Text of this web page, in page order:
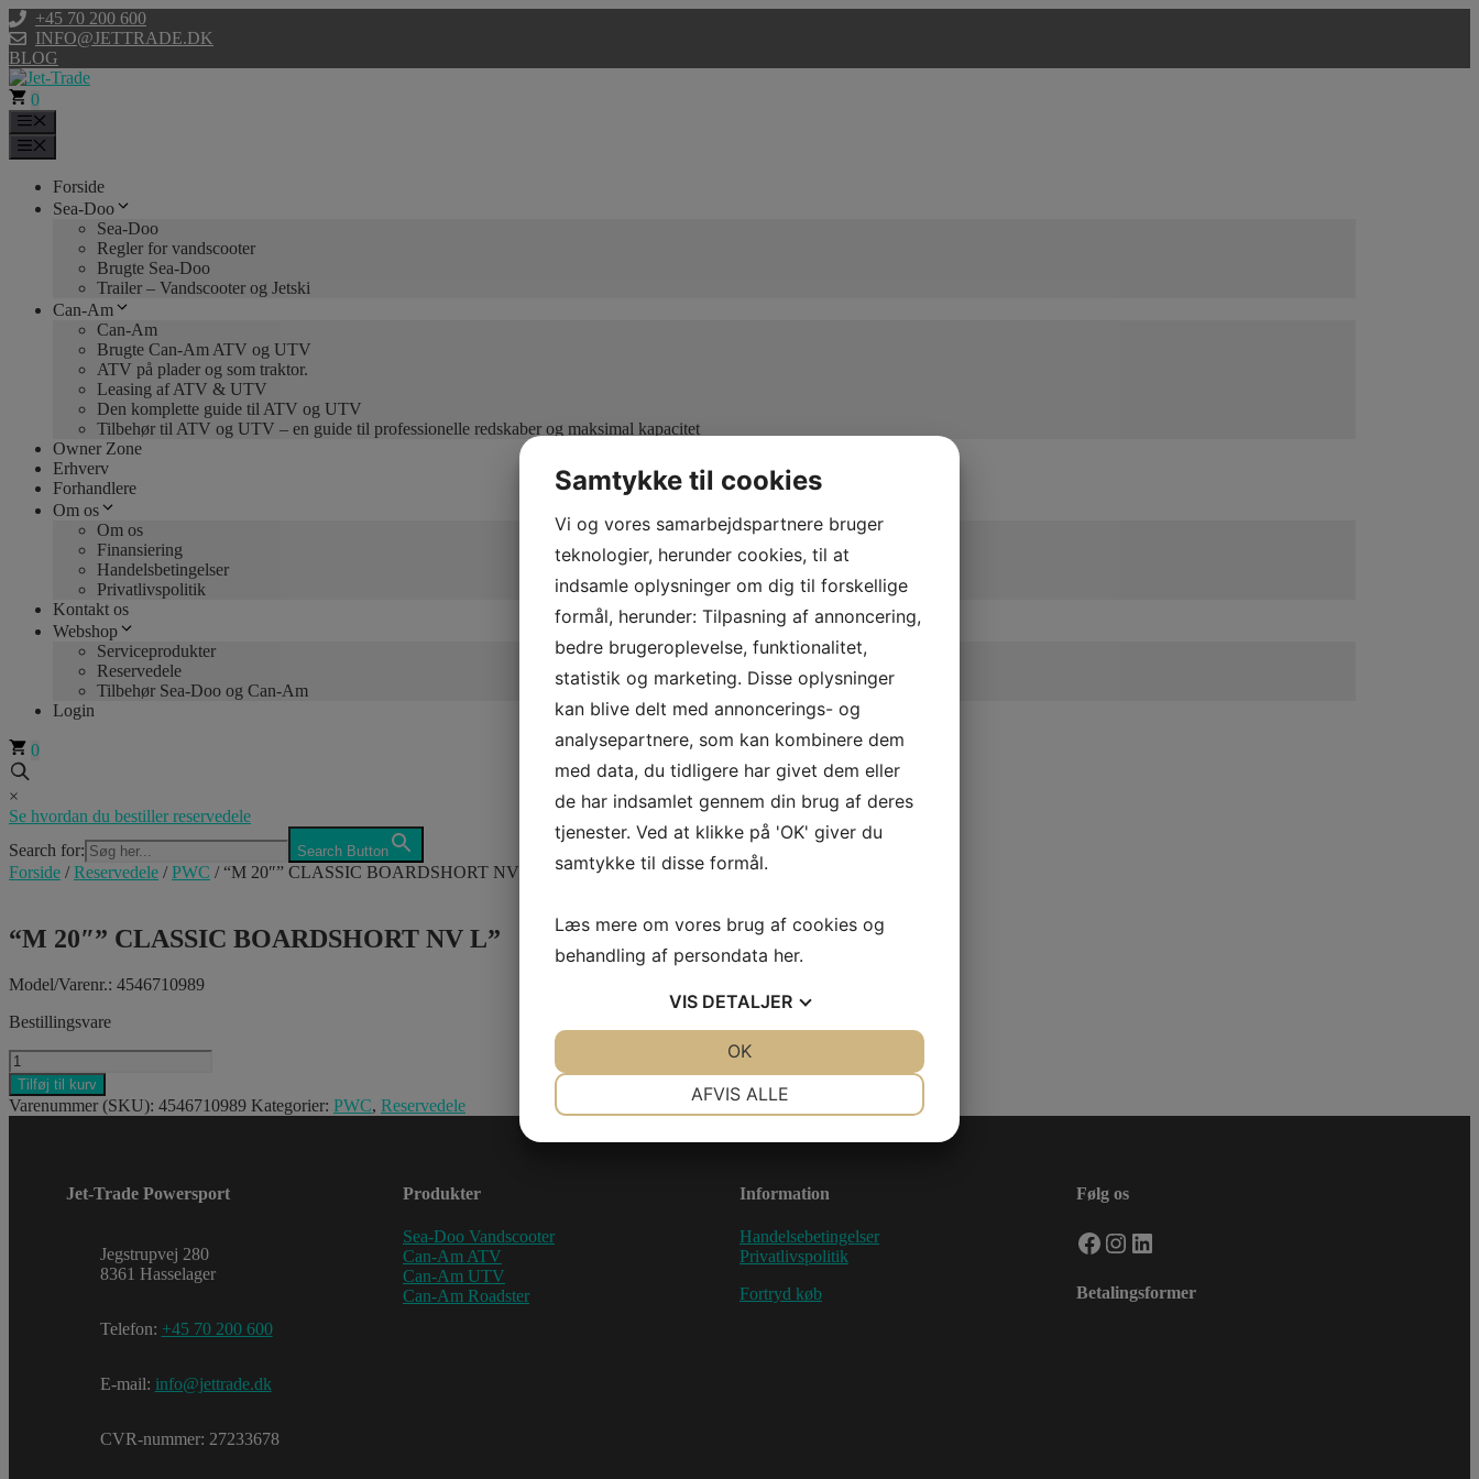
Hop
til
indhold
+45 70 200 600
INFO@JETTRADE.DK
BLOG
0
Forside
Sea-Doo
Sea-Doo
Regler for vandscooter
Brugte Sea-Doo
Trailer – Vandscooter og Jetski
Can-Am
Can-Am
Brugte Can-Am ATV og UTV
ATV på plader og som traktor.
Leasing af ATV & UTV
Den komplette guide til ATV og UTV
Tilbehør til ATV og UTV – en guide til professionelle redskaber og maksimal kapacitet
Owner Zone
Erhverv
Forhandlere
Om os
Om os
Finansiering
Handelsbetingelser
Privatlivspolitik
Kontakt os
Webshop
Serviceprodukter
Reservedele
Tilbehør Sea-Doo og Can-Am
Login
0
×
Se hvordan du bestiller reservedele
Search for:
Search Button
Forside /Reservedele /PWC / “M 20″” CLASSIC BOARDSHORT NV L”
“M 20″” CLASSIC BOARDSHORT NV L”
Model/Varenr.: 4546710989
Bestillingsvare
"M
20""
CLASSIC
BOARDSHORT
Tilføj til kurv
Varenummer (SKU): 4546710989 Kategorier: PWC, Reservedele
Jet-Trade Powersport
Jegstrupvej 280
8361 Hasselager
Telefon: +45 70 200 600
E-mail: info@jettrade.dk
CVR-nummer: 27233678
Produkter
Sea-Doo Vandscooter
Can-Am ATV
Can-Am UTV
Can-Am Roadster
Information
Handelsebetingelser
Privatlivspolitik
Fortryd køb
Følg os
Facebook
Instagram
LinkedIn
Betalingsformer
Samtykke til cookies
Vi og vores samarbejdspartnere bruger
teknologier, herunder cookies, til at
indsamle oplysninger om dig til forskellige
formål, herunder: Tilpasning af annoncering,
bedre brugeroplevelse, funktionalitet,
statistik og marketing. Disse oplysninger
kan blive delt med annoncerings- og
analysepartnere, som kan kombinere dem
med data, du tidligere har givet dem eller
de har indsamlet gennem din brug af deres
tjenester. Ved at klikke på 'OK' giver du
samtykke til disse formål.
Læs mere om vores brug af cookies og
behandling af persondata her.
VIS DETALJER
AFVIS ALLE
OK